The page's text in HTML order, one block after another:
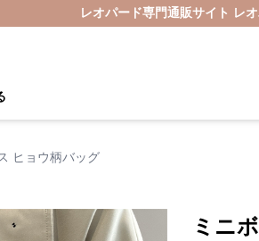
レオパード専門通販サイト レ
ヒョウ柄バッグ
ミニ